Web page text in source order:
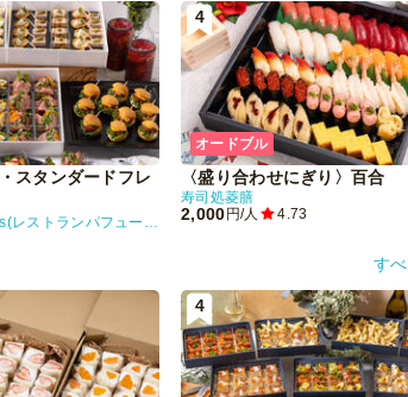
スタンダードフレ
Restaurant Perfumes(レストランパフューム)
〈盛り合わせにぎり〉百合
寿司処菱膳
2,000 円/人 4.73
4
オードブル
す
4